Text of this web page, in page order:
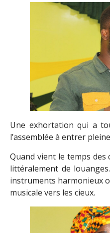
Une exhortation qui a
l’assemblée à entrer
Quand vient le temps des
littéralement de
instruments harmonieux
musicale vers les cieux.